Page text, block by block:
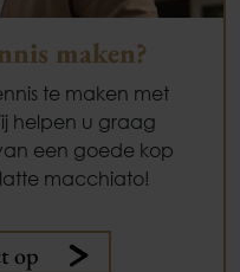
maken?
te maken met
helpen u graag
een goede kop
macchiato!
op